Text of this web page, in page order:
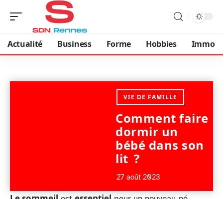
Actualité Business Forme Hobbies Immo
VIE DE FAMILLE
Comment faire
dormir un
bébé dans son
lit ?
27 août 2023